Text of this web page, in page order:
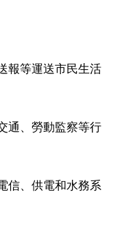
報等運送市民生活
通、勞動監察等行
信、供電和水務系